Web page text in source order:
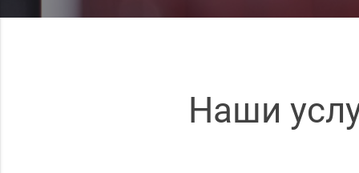
Наши